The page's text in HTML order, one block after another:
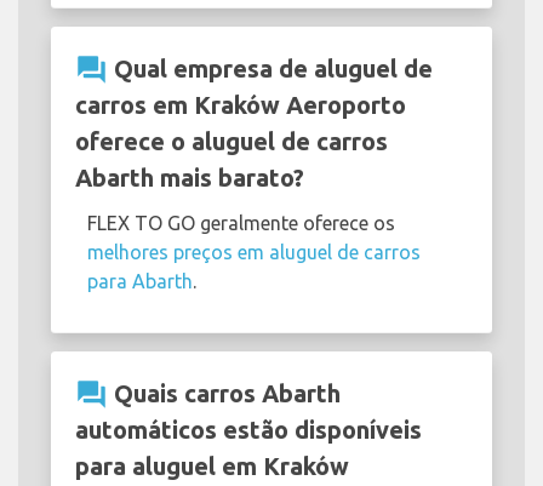
question_answer Qual empresa de aluguel de
carros em Kraków Aeroporto
oferece o aluguel de carros
Abarth mais barato?
FLEX TO GO geralmente oferece os
melhores preços em aluguel de carros
para Abarth
question_answer Quais carros Abarth
automáticos estão disponíveis
para aluguel em Kraków